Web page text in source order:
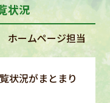
状況
ホームページ担当
状況がまとまり